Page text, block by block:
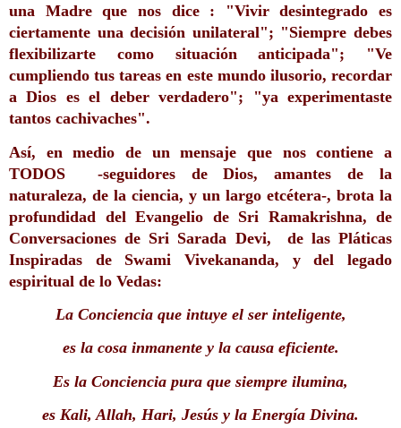
una Madre que nos dice : "Vivir desintegrado es
ciertamente una decisión unilateral"; "Siempre debes
flexibilizarte como situación anticipada"; "Ve
cumpliendo tus tareas en este mundo ilusorio, recordar
a Dios es el deber verdadero"; "ya experimentaste
tantos cachivaches".
Así, en medio de un mensaje que nos contiene a
TODOS  -seguidores de Dios, amantes de la
naturaleza, de la ciencia, y un largo etcétera-, brota la
profundidad del Evangelio de Sri Ramakrishna, de
Conversaciones de Sri Sarada Devi,  de las Pláticas
Inspiradas de Swami Vivekananda, y del legado
espiritual de lo Vedas:
La Conciencia que intuye el ser inteligente,
es la cosa inmanente y la causa eficiente.
Es la Conciencia pura que siempre ilumina,
es Kali, Allah, Hari, Jesús y la Energía Divina.